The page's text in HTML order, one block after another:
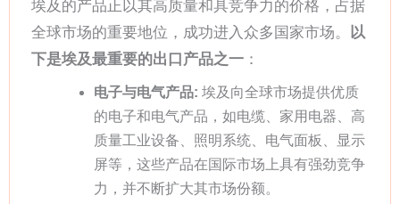
埃及的产品正以其高质量和具竞争力的价格，占据
全球市场的重要地位，成功进入众多国家市场。
以
下是埃及最重要的出口产品之一 ：
电子与电气产品: 埃及向全球市场提供优质
的电子和电气产品，如电缆、家用电器、高
质量工业设备、照明系统、电气面板、显示
屏等，这些产品在国际市场上具有强劲竞争
力，并不断扩大其市场份额。